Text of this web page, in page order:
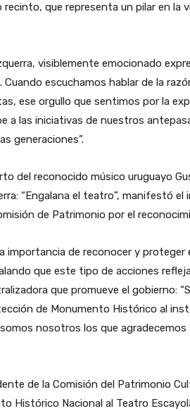
que representa un pilar en la
visiblemente emocionado
escuchamos hablar de la
ese orgullo que sentimos por la
a las iniciativas de nuestros
generaciones”.
del reconocido músico uruguayo
“Engalana el teatro”, manifestó el
de Patrimonio por el
importancia de reconocer y proteger
que este tipo de acciones
que promueve el gobierno:
de Monumento Histórico al
nosotros los que agradecemos
de la Comisión del Patrimonio
Histórico Nacional al Teatro